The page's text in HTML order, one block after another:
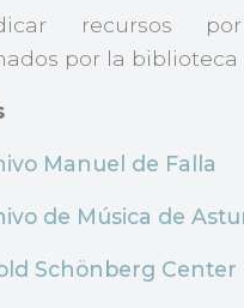
recursos
por la biblioteca
Manuel de Falla
de Música de
Schönberg Center